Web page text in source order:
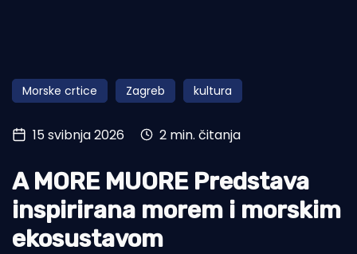
Obala
Otoci
Turizam i nautika
Pomorstvo
Ribolov
Ekologija
Morske crtice Zagreb kultura
15 svibnja 2026 2 min. čitanja
A MORE MUORE Predstava
inspirirana morem i morskim
ekosustavom